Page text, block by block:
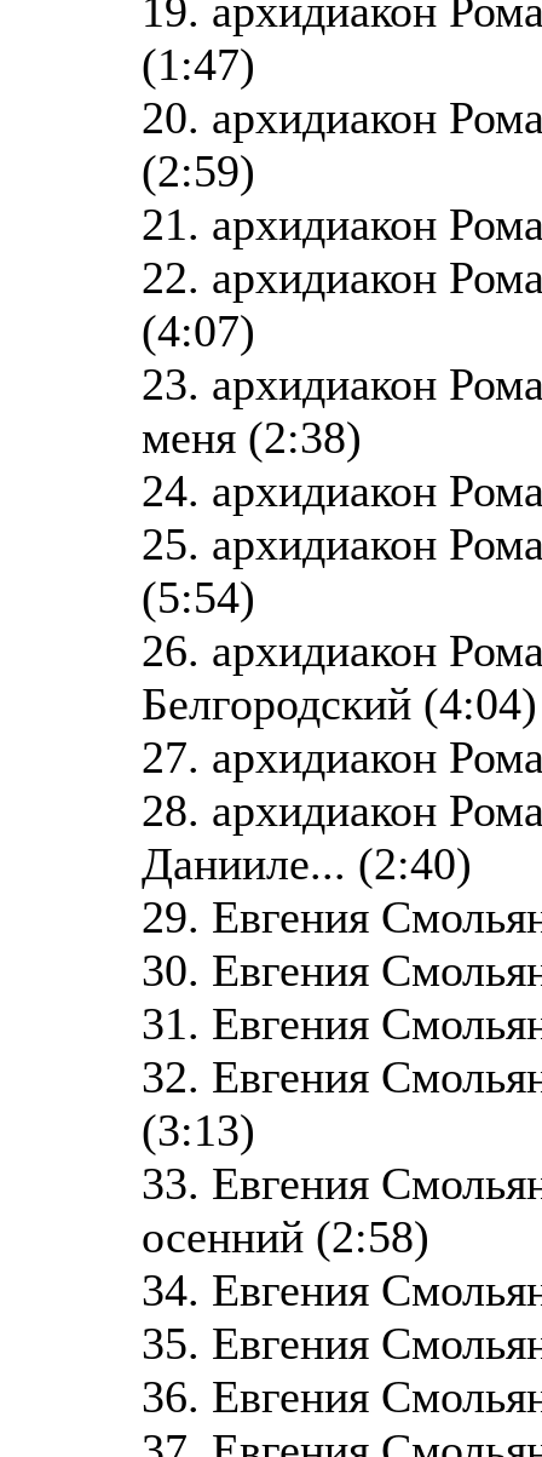
19. архидиакон
(1:47)
20. архидиакон
(2:59)
21. архидиакон
22. архидиакон
(4:07)
23. архидиакон
меня (2:38)
24. архидиакон
25. архидиакон
(5:54)
26. архидиакон
Белгородский (4:04)
27. архидиакон
28. архидиакон
Данииле... (2:40)
29. Евгения
30. Евгения
31. Евгения
32. Евгения
(3:13)
33. Евгения
осенний (2:58)
34. Евгения
35. Евгения
36. Евгения